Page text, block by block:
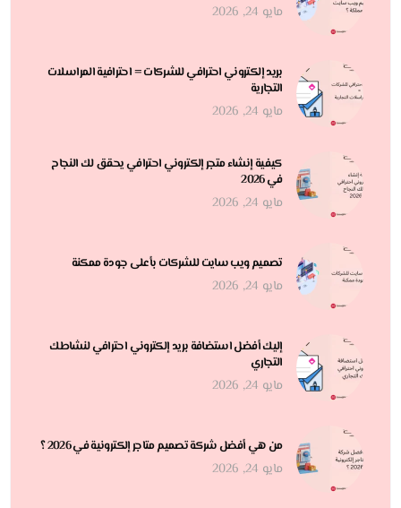
مايو 24, 2026
بريد إلكتروني احترافي للشركات = احترافية المراسلات
التجارية
مايو 24, 2026
كيفية إنشاء متجر إلكتروني احترافي يحقق لك النجاح
في 2026
مايو 24, 2026
تصميم ويب سايت للشركات بأعلى جودة ممكنة
مايو 24, 2026
إليك أفضل استضافة بريد إلكتروني احترافي لنشاطك
التجاري
مايو 24, 2026
من هي أفضل شركة تصميم متاجر إلكترونية في 2026 ؟
مايو 24, 2026